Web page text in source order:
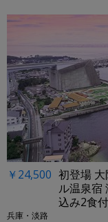
￥24,500 初登場
ル温泉宿
込み2食付
兵庫・淡路